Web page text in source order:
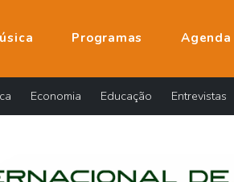
Programas Agenda
Economia Educação Entrevistas